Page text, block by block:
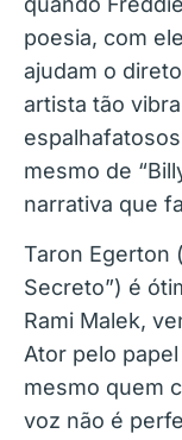
poesia, com
ajudam o
artista tão
mesmo de
narrativa que
Taron Egerton
Secreto”) é
Rami Malek,
Ator pelo
mesmo quem
voz não é